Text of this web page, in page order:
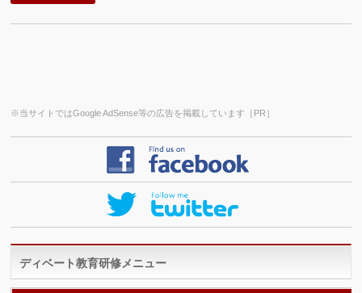
※当サイトではGoogle AdSense等の広告を掲載しています［PR］
ディベート教育研修メニュー